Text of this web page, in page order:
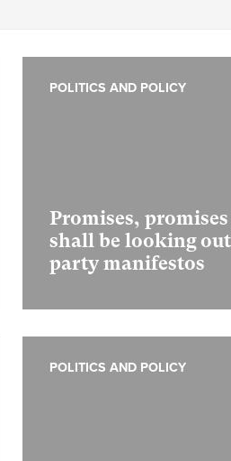
Promises,
shall be looking
party manifestos
POLITICS AND POLICY
POLITICS AND POLICY